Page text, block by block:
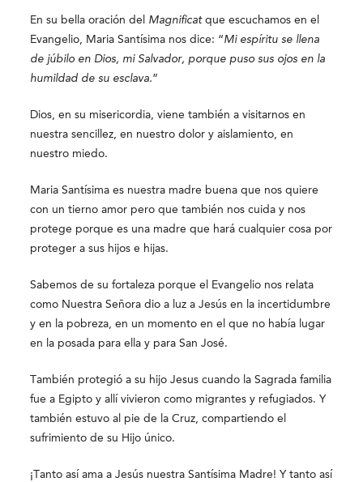
En su bella oración del Magnificatque escuchamos en el
Evangelio, Maria Santísima nos dice: “Mi espíritu se llena
de júbilo en Dios, mi Salvador, porque puso sus ojos en la
humildad de su esclava.”
Dios, en su misericordia, viene también a visitarnos en
nuestra sencillez, en nuestro dolor y aislamiento, en
nuestro miedo.
Maria Santísima es nuestra madre buena que nos quiere
con un tierno amor pero que también nos cuida y nos
protege porque es una madre que hará cualquier cosa por
proteger a sus hijos e hijas.
Sabemos de su fortaleza porque el Evangelio nos relata
como Nuestra Señora dio a luz a Jesús en la incertidumbre
y en la pobreza, en un momento en el que no había lugar
en la posada para ella y para San José.
También protegió a su hijo Jesus cuando la Sagrada familia
fue a Egipto y allí vivieron como migrantes y refugiados. Y
también estuvo al pie de la Cruz, compartiendo el
sufrimiento de su Hijo único.
¡Tanto así ama a Jesús nuestra Santísima Madre! Y tanto así